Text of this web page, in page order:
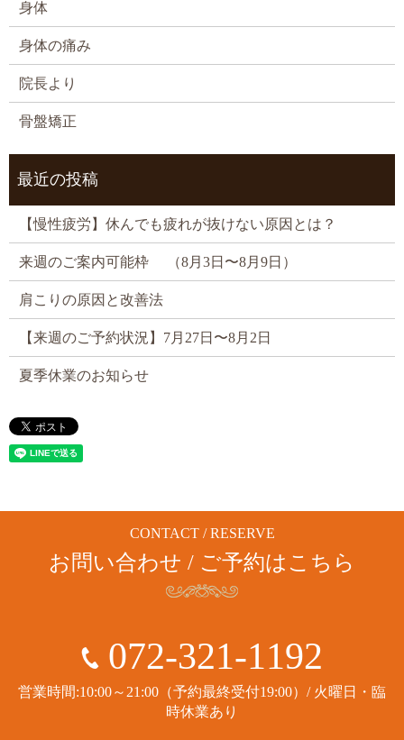
身体
身体の痛み
院長より
骨盤矯正
最近の投稿
【慢性疲労】休んでも疲れが抜けない原因とは？
来週のご案内可能枠 （8月3日〜8月9日）
肩こりの原因と改善法
【来週のご予約状況】7月27日〜8月2日
夏季休業のお知らせ
CONTACT / RESERVE
お問い合わせ / ご予約はこちら
072-321-1192
営業時間:10:00～21:00（予約最終受付19:00）/ 火曜日・臨
時休業あり